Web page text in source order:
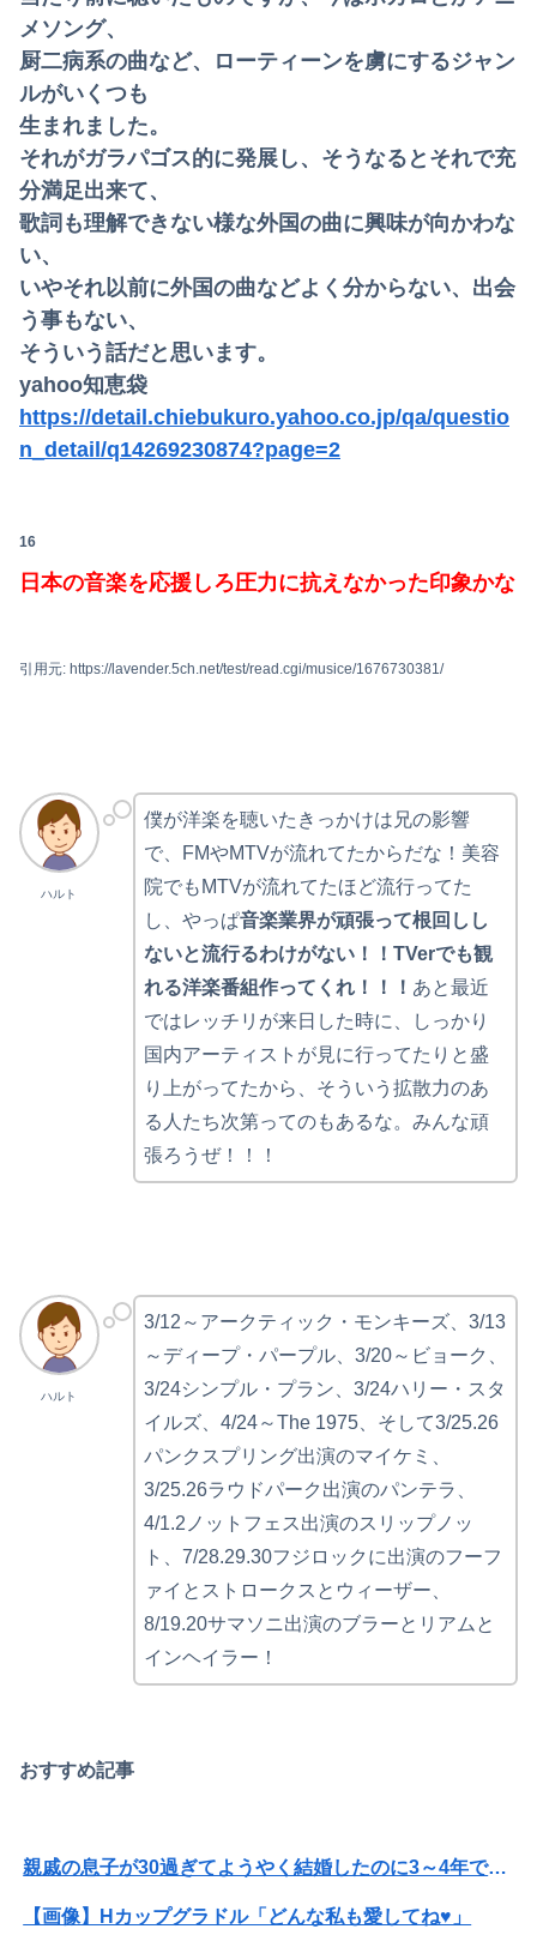
メソング、
厨二病系の曲など、ローティーンを虜にするジャン
ルがいくつも
生まれました。
それがガラパゴス的に発展し、そうなるとそれで充
分満足出来て、
歌詞も理解できない様な外国の曲に興味が向かわな
い、
いやそれ以前に外国の曲などよく分からない、出会
う事もない、
そういう話だと思います。
yahoo知恵袋
https://detail.chiebukuro.yahoo.co.jp/qa/questio
n_detail/q14269230874?page=2
16
日本の音楽を応援しろ圧力に抗えなかった印象かな
引用元: https://lavender.5ch.net/test/read.cgi/musice/1676730381/
ハルト
僕が洋楽を聴いたきっかけは兄の影響
で、FMやMTVが流れてたからだな！美容
院でもMTVが流れてたほど流行ってた
し、やっぱ音楽業界が頑張って根回しし
ないと流行るわけがない！！TVerでも観
れる洋楽番組作ってくれ！！！ あと最近
ではレッチリが来日した時に、しっかり
国内アーティストが見に行ってたりと盛
り上がってたから、そういう拡散力のあ
る人たち次第ってのもあるな。みんな頑
張ろうぜ！！！
ハルト
3/12～アークティック・モンキーズ、3/13
～ディープ・パープル、3/20～ビョーク、
3/24シンプル・プラン、3/24ハリー・スタ
イルズ、4/24～The 1975、そして3/25.26
パンクスプリング出演のマイケミ、
3/25.26ラウドパーク出演のパンテラ、
4/1.2ノットフェス出演のスリップノッ
ト、7/28.29.30フジロックに出演のフーフ
ァイとストロークスとウィーザー、
8/19.20サマソニ出演のブラーとリアムと
インヘイラー！
おすすめ記事
親戚の息子が30過ぎてようやく結婚したのに3～4年で離婚。相手の女性の言い分がモラハラだったらしい
【画像】Hカップグラドル「どんな私も愛してね♥」